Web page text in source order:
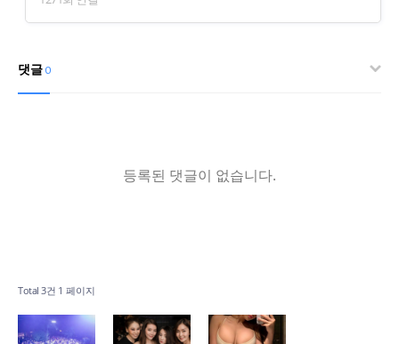
댓글0
등록된 댓글이 없습니다.
Total 3건 1 페이지